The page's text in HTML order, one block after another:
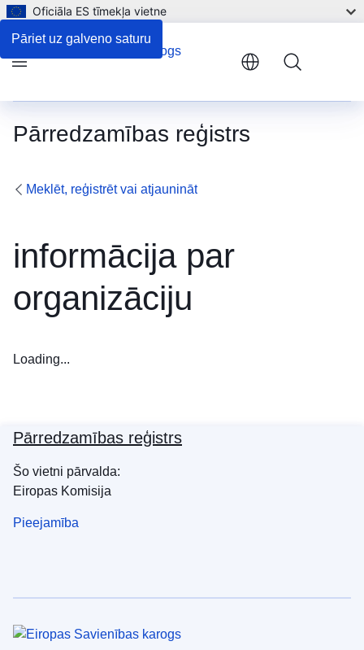
Pāriet uz galveno saturu
Oficiāla ES tīmekļa vietne
Pārredzamības reģistrs
Meklēt, reģistrēt vai atjaunināt
informācija par
organizāciju
Loading...
Pārredzamības reģistrs
Šo vietni pārvalda:
Eiropas Komisija
Pieejamība